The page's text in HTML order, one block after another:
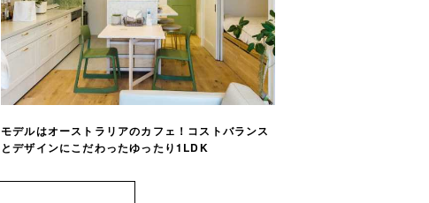
モデルはオーストラリアのカフェ！コストバランス
とデザインにこだわったゆったり1LDK